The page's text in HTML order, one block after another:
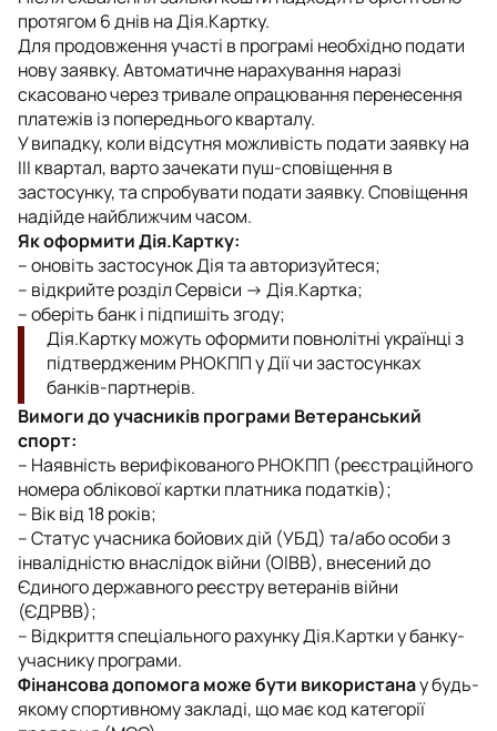
протягом 6 днів на Дія.Картку.
Для продовження участі в програмі необхідно подати
нову заявку. Автоматичне нарахування наразі
скасовано через тривале опрацювання перенесення
платежів із попереднього кварталу.
У випадку, коли відсутня можливість подати заявку на
ІІI квартал, варто зачекати пуш-сповіщення в
застосунку, та спробувати подати заявку. Сповіщення
надійде найближчим часом.
Як оформити Дія.Картку:
– оновіть застосунок Дія та авторизуйтеся;
– відкрийте розділ Сервіси → Дія.Картка;
– оберіть банк і підпишіть згоду;
Дія.Картку можуть оформити повнолітні українці з
підтвердженим РНОКПП у Дії чи застосунках
банків-партнерів.
Вимоги до учасників програми Ветеранський
спорт:
– Наявність верифікованого РНОКПП (реєстраційного
номера облікової картки платника податків);
– Вік від 18 років;
– Статус учасника бойових дій (УБД) та/або особи з
інвалідністю внаслідок війни (ОІВВ), внесений до
Єдиного державного реєстру ветеранів війни
(ЄДРВВ);
– Відкриття спеціального рахунку Дія.Картки у банку-
учаснику програми.
Фінансова допомога може бути використанау будь-
якому спортивному закладі, що має код категорії